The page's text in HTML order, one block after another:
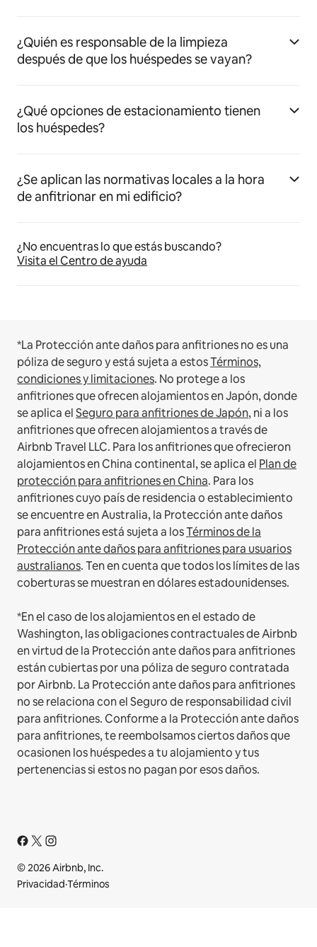
¿Quién es responsable de la limpieza
después de que los huéspedes se vayan?
¿Qué opciones de estacionamiento tienen
los huéspedes?
¿Se aplican las normativas locales a la hora
de anfitrionar en mi edificio?
¿No encuentras lo que estás buscando?
Visita el Centro de ayuda
*La Protección ante daños para anfitriones no es una
póliza de seguro y está sujeta a estosTérminos,
condiciones y limitaciones. No protege a los
anfitriones que ofrecen alojamientos en Japón, donde
se aplica elSeguro para anfitriones de Japón, ni a los
anfitriones que ofrecen alojamientos a través de
Airbnb Travel LLC. Para los anfitriones que ofrecieron
alojamientos en China continental, se aplica el Plan de
protección para anfitriones en China. Para los
anfitriones cuyo país de residencia o establecimiento
se encuentre en Australia, la Protección ante daños
para anfitriones está sujeta a losTérminos de la
Protección ante daños para anfitriones para usuarios
australianos. Ten en cuenta que todos los límites de las
coberturas se muestran en dólares estadounidenses.
*En el caso de los alojamientos en el estado de
Washington, las obligaciones contractuales de Airbnb
en virtud de la Protección ante daños para anfitriones
están cubiertas por una póliza de seguro contratada
por Airbnb. La Protección ante daños para anfitriones
no se relaciona con el Seguro de responsabilidad civil
para anfitriones. Conforme a la Protección ante daños
para anfitriones, te reembolsamos ciertos daños que
ocasionen los huéspedes a tu alojamiento y tus
pertenencias si estos no pagan por esos daños.
© 2026 Airbnb, Inc.
Privacidad·Términos